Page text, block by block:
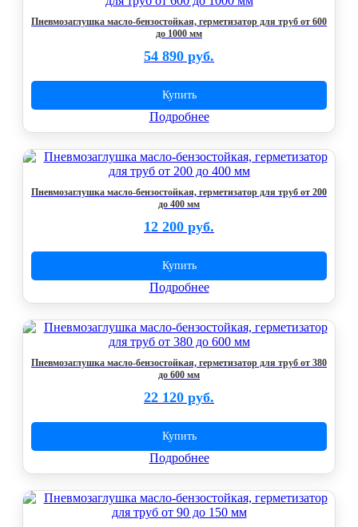
Пневмозаглушка масло-бензостойкая, герметизатор для труб от 600
до 1000 мм
54 890 руб.
Купить
Подробнее
Пневмозаглушка масло-бензостойкая, герметизатор для труб от 200
до 400 мм
12 200 руб.
Купить
Подробнее
Пневмозаглушка масло-бензостойкая, герметизатор для труб от 380
до 600 мм
22 120 руб.
Купить
Подробнее